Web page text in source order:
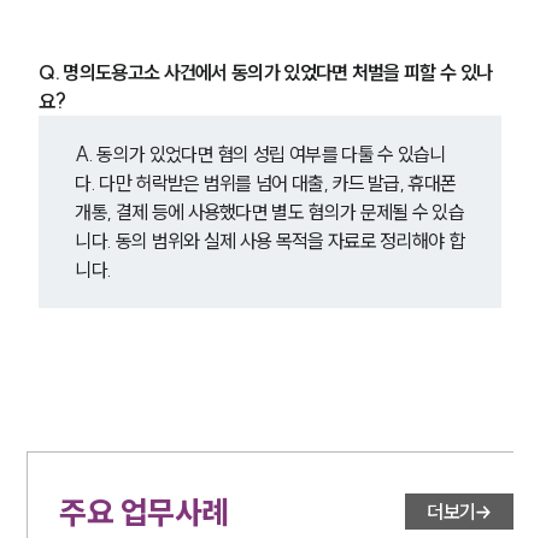
Q. 명의도용고소 사건에서 동의가 있었다면 처벌을 피할 수 있나
요?
A. 동의가 있었다면 혐의 성립 여부를 다툴 수 있습니
다. 다만 허락받은 범위를 넘어 대출, 카드 발급, 휴대폰
개통, 결제 등에 사용했다면 별도 혐의가 문제될 수 있습
니다. 동의 범위와 실제 사용 목적을 자료로 정리해야 합
니다.
주요 업무사례 더보기